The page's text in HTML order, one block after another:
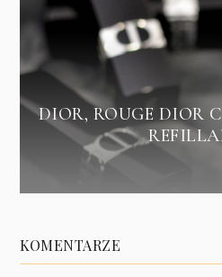
DIOR, ROUGE DIOR
KOMENTARZE